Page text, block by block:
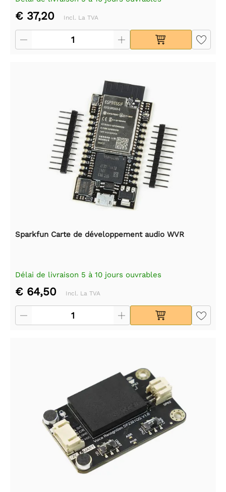
€ 37,20 Incl. La TVA
Sparkfun Carte de développement audio WVR
Délai de livraison 5 à 10 jours ouvrables
€ 64,50 Incl. La TVA